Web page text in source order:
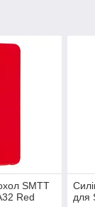
SMTT
Red
для